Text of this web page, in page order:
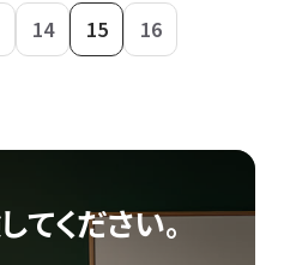
14 15 16
てください。